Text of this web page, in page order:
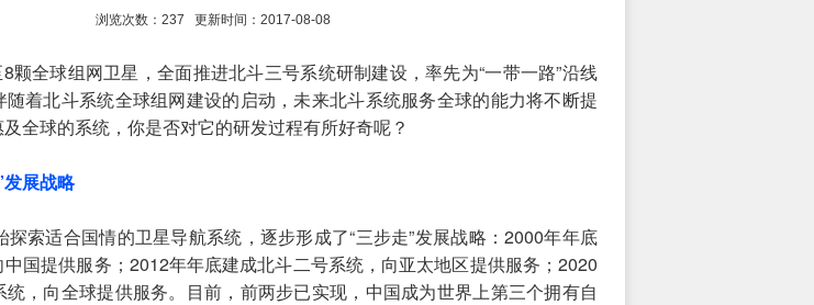
浏览次数：237 更新时间：2017-08-08
颗全球组网卫星，全面推进北斗三号系统研制建设，率先为“一带一路”沿线
着北斗系统全球组网建设的启动，未来北斗系统服务全球的能力将不断提
全球的系统，你是否对它的研发过程有所好奇呢？
展战略
索适合国情的卫星导航系统，逐步形成了“三步走”发展战略：2000年年底
国提供服务；2012年年底建成北斗二号系统，向亚太地区提供服务；2020
，向全球提供服务。目前，前两步已实现，中国成为世界上第三个拥有自